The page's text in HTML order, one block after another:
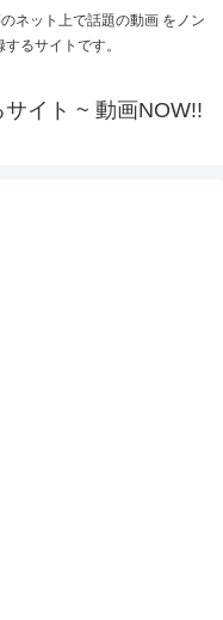
ネット上で話題の動画 をノン
るサイトです。
イト ~ 動画NOW!!